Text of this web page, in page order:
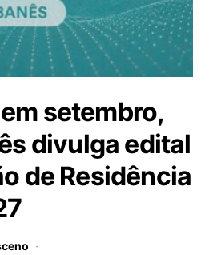
setembro,
divulga edital
de Residência